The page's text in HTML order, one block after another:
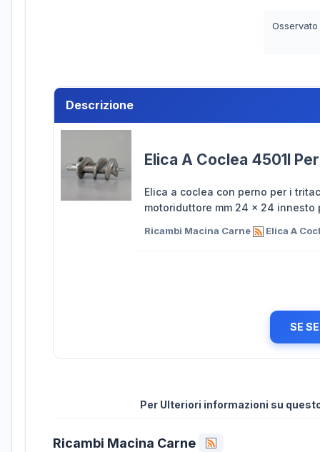
Descrizione
Elica A Coclea 4501l
Elica a coclea con perno per i
motoriduttore mm 24 x 24 innesto
Ricambi Macina Carne Elica A
SE
Per Ulteriori informazioni su
Ricambi Macina Carne